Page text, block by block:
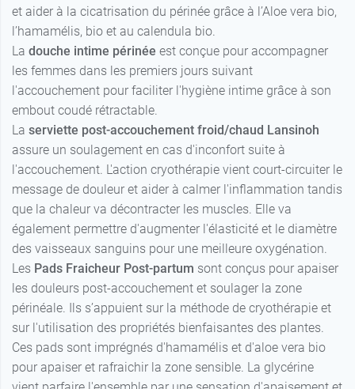
et aider à la cicatrisation du périnée grâce à l’Aloe vera bio,
l’hamamélis, bio et au calendula bio.
La douche intime périnée est conçue pour accompagner
les femmes dans les premiers jours suivant
l'accouchement pour faciliter l'hygiène intime grâce à son
embout coudé rétractable.
La serviette post-accouchement froid/chaud Lansinoh
assure un soulagement en cas d'inconfort suite à
l'accouchement. L'action cryothérapie vient court-circuiter le
message de douleur et aider à calmer l'inflammation tandis
que la chaleur va décontracter les muscles. Elle va
également permettre d'augmenter l'élasticité et le diamètre
des vaisseaux sanguins pour une meilleure oxygénation.
Les Pads Fraicheur Post-partum sont conçus pour apaiser
les douleurs post-accouchement et soulager la zone
périnéale. Ils s’appuient sur la méthode de cryothérapie et
sur l'utilisation des propriétés bienfaisantes des plantes.
Ces pads sont imprégnés d'hamamélis et d'aloe vera bio
pour apaiser et rafraichir la zone sensible. La glycérine